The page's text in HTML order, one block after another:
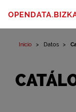
Inicio Datos